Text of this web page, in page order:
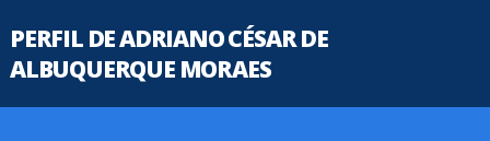
PERFIL DE ADRIANO CÉSAR DE
ALBUQUERQUE MORAES